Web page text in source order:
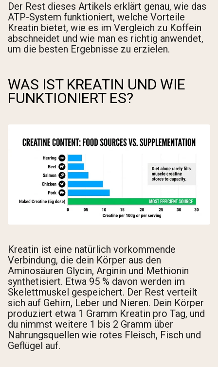
Der Rest dieses Artikels erklärt genau, wie das
ATP-System funktioniert, welche Vorteile
Kreatin bietet, wie es im Vergleich zu Koffein
abschneidet und wie man es richtig anwendet,
um die besten Ergebnisse zu erzielen.
WAS IST KREATIN UND WIE
FUNKTIONIERT ES?
Kreatin ist eine natürlich vorkommende
Verbindung, die dein Körper aus den
Aminosäuren Glycin, Arginin und Methionin
synthetisiert. Etwa 95 % davon werden im
Skelettmuskel gespeichert. Der Rest verteilt
sich auf Gehirn, Leber und Nieren. Dein Körper
produziert etwa 1 Gramm Kreatin pro Tag, und
du nimmst weitere 1 bis 2 Gramm über
Nahrungsquellen wie rotes Fleisch, Fisch und
Geflügel auf.